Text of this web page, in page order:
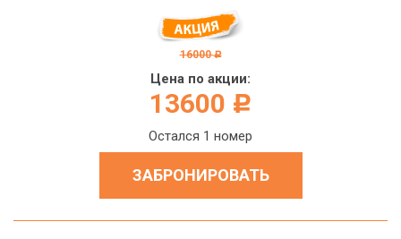
16000 c
Цена по акции:
13600 c
Остался 1 номер
ЗАБРОНИРОВАТЬ